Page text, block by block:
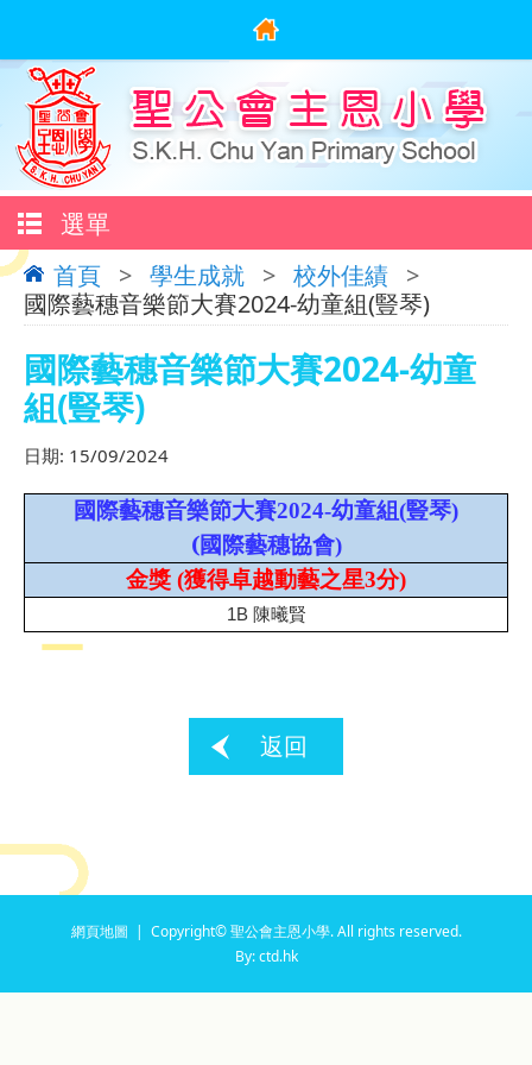
選單
首頁 > 學生成就 > 校外佳績 >
國際藝穗音樂節大賽2024-幼童組(豎琴)
國際藝穗音樂節大賽2024-幼童
組(豎琴)
日期: 15/09/2024
國際藝穗音樂節大賽2024-幼童組(豎琴)
(國際藝穗協會)
金獎 (獲得卓越動藝之星3分)
1B 陳曦賢
返回
網頁地圖 | Copyright© 聖公會主恩小學. All rights reserved.
By: ctd.hk